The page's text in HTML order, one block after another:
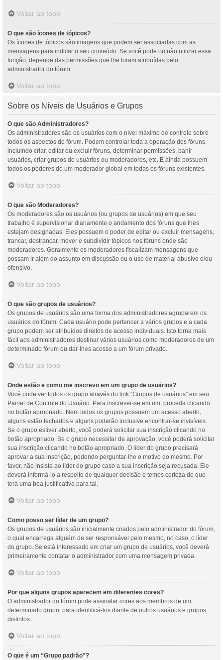
Voltar ao topo
O que são ícones de tópicos?
Os ícones de tópicos são imagens que podem ser associadas com as
mensagens para indicar o seu conteúdo. Se você pode ou não utilizar essa
função, depende das permissões que lhe foram atribuídas pelo
administrador do fórum.
Voltar ao topo
Sobre os Níveis de Usuários e Grupos
O que são Administradores?
Os administradores são os usuários com o nível máximo de controle sobre
todos os aspectos do fórum. Podem controlar toda a operação dos fóruns,
incluindo criar, editar ou excluir fóruns, determinar permissões, banir
usuários, criar grupos de usuários ou moderadores, etc. E ainda possuem
todos os poderes de um moderador global em todas os fóruns existentes.
Voltar ao topo
O que são Moderadores?
Os moderadores são os usuários (ou grupos de usuários) em que seu
trabalho é supervisionar diariamente o andamento dos fóruns que lhes
estejam designadas. Eles possuem o poder de editar ou excluir mensagens,
trancar, destrancar, mover e subdividir tópicos nos fóruns onde são
moderadores. Geralmente os moderadores fiscalizam mensagens que
possam ir além do assunto em discussão ou o uso de material abusivo e/ou
ofensivo.
Voltar ao topo
O que são grupos de usuários?
Os grupos de usuários são uma forma dos administradores agruparem os
usuários do fórum. Cada usuário pode pertencer a vários grupos e a cada
grupo podem ser atribuídos direitos de acesso individuais. Isto torna mais
fácil aos administradores destinar vários usuários como moderadores de um
determinado fórum ou dar-lhes acesso a um fórum privado.
Voltar ao topo
Onde estão e como me inscrevo em um grupo de usuários?
Você pode ver todos os grupo através do link “Grupos de usuários” em seu
Painel de Controle do Usuário. Para inscrever-se em um, proceda clicando
no botão apropriado. Nem todos os grupos possuem um acesso aberto,
alguns estão fechados e alguns poderão inclusive encontrar-se invisíveis.
Se o grupo estiver aberto, você poderá solicitar sua inscrição clicando no
botão apropriado. Se o grupo necessitar de aprovação, você poderá solicitar
sua inscrição clicando no botão apropriado. O líder do grupo precisará
aprovar a sua inscrição, podendo perguntar-lhe o motivo do mesmo. Por
favor, não insista ao líder do grupo caso a sua inscrição seja recusada. Ele
deverá informá-lo a respeito de qualquer decisão e temos certeza de que
terá uma boa justificativa para tal.
Voltar ao topo
Como posso ser líder de um grupo?
Os grupos de usuários são inicialmente criados pelo administrador do fórum,
o qual encarrega alguém de ser responsável pelo mesmo, no caso, o líder
do grupo. Se está interessado em criar um grupo de usuários, você deverá
primeiramente contatar o administrador com uma mensagem privada.
Voltar ao topo
Por que alguns grupos aparecem em diferentes cores?
O administrador do fórum pode assinalar cores aos membros de um
determinado grupo, para identificá-los diante de outros usuários e grupos
distintos.
Voltar ao topo
O que é um “Grupo padrão”?